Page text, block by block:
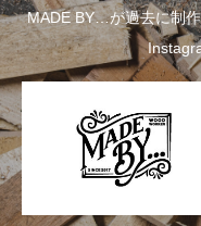
MADE BY…が過去に制